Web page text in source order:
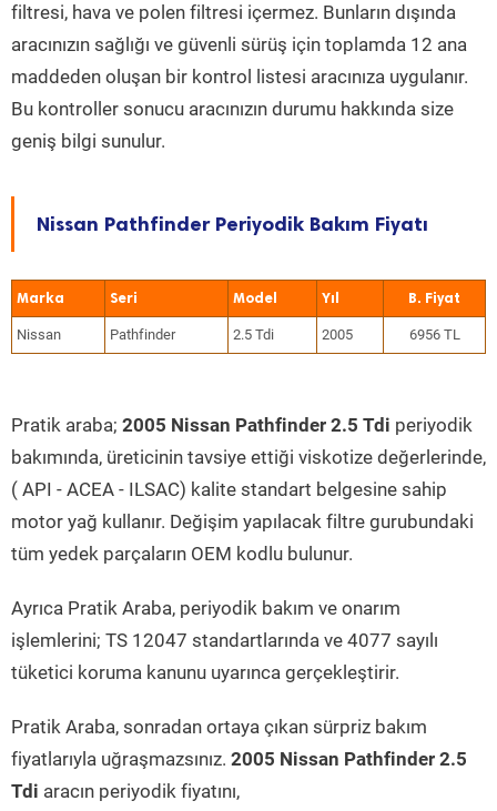
filtresi, hava ve polen filtresi içermez. Bunların dışında
aracınızın sağlığı ve güvenli sürüş için toplamda 12 ana
maddeden oluşan bir kontrol listesi aracınıza uygulanır.
Bu kontroller sonucu aracınızın durumu hakkında size
geniş bilgi sunulur.
Nissan Pathfinder Periyodik Bakım Fiyatı
Marka Seri Model Yıl
Nissan Pathfinder 2.5 Tdi 2005 6956 TL
Pratik araba; 2005 Nissan Pathfinder 2.5 Tdi periyodik
bakımında, üreticinin tavsiye ettiği viskotize değerlerinde,
( API - ACEA - ILSAC) kalite standart belgesine sahip
motor yağ kullanır. Değişim yapılacak filtre gurubundaki
tüm yedek parçaların OEM kodlu bulunur.
Ayrıca Pratik Araba, periyodik bakım ve onarım
işlemlerini; TS 12047 standartlarında ve 4077 sayılı
tüketici koruma kanunu uyarınca gerçekleştirir.
Pratik Araba, sonradan ortaya çıkan sürpriz bakım
fiyatlarıyla uğraşmazsınız. 2005 Nissan Pathfinder 2.5
Tdi aracın periyodik fiyatını,